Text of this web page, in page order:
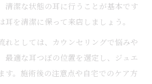
清潔な状態の耳に行うことが基本です
耳を清潔に保って来店しましょう。
れとしては、カウンセリングで悩みや
最適な耳つぼの位置を選定し、ジュエ
す。施術後の注意点や自宅でのケア方